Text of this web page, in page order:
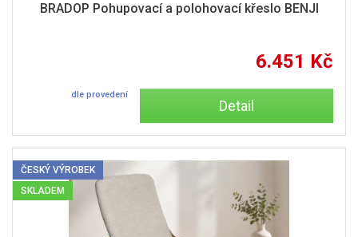
BRADOP Pohupovací a polohovací křeslo BENJI
6.451 Kč
dle provedení
Detail
ČESKÝ VÝROBEK
SKLADEM